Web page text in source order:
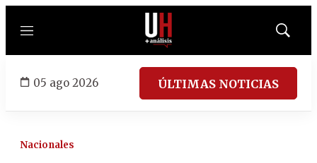
Menú
Mostrar
05 ago 2026 ÚLTIMAS NOTICIAS
Nacionales